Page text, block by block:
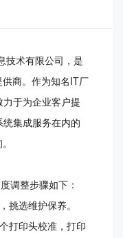
技术有限公司，是
商。作为知名IT厂
于为企业客户提
集成服务在内的
调整步骤如下：
挑选维护保养。
打印头校准，打印